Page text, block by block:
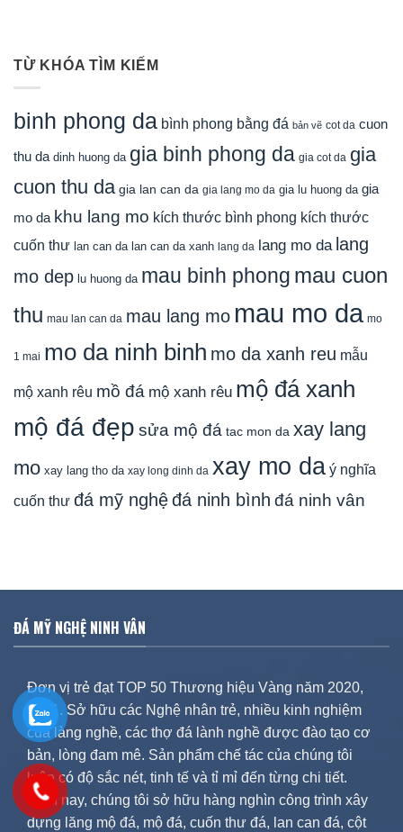
TỪ KHÓA TÌM KIẾM
binh phong da bình phong bằng đá bản vẽ cot da cuon
thu da dinh huong da gia binh phong da gia cot da gia
cuon thu da gia lan can da gia lang mo da gia lu huong da gia
mo da khu lang mo kích thước bình phong kích thước
cuốn thư lan can da lan can da xanh lang da lang mo da lang
mo dep lu huong da mau binh phong mau cuon
thu mau lan can da mau lang mo mau mo da mo
1 mai mo da ninh binh mo da xanh reu mẫu
mộ xanh rêu mồ đá mộ xanh rêu mộ đá xanh
mộ đá đẹp sửa mộ đá tac mon da xay lang
mo xay lang tho da xay long dinh da xay mo da ý nghĩa
cuốn thư đá mỹ nghệđá ninh bình đá ninh vân
ĐÁ MỸ NGHỆ NINH VÂN
Đơn vị trẻ đạt TOP 50 Thương hiệu Vàng năm 2020,
2021. Sở hữu các Nghệ nhân trẻ, nhiều kinh nghiệm
của làng nghề, các thợ đá lành nghề được đào tạo cơ
bản, lòng đam mê. Sản phẩm chế tác của chúng tôi
luôn có độ sắc nét, tinh tế và tỉ mỉ đến từng chi tiết.
Hiện nay, chúng tôi sở hữu hàng nghìn công trình xây
dựng lăng mộ đá, mộ đá, cuốn thư đá, lan can đá, cột